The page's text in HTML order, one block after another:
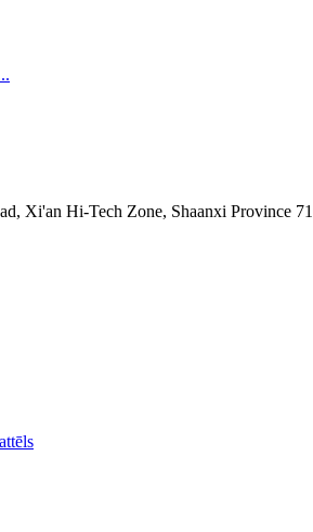
Xi'an Hi-Tech Zone, Shaanxi Province